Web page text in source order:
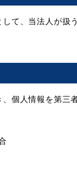
て、当法人が扱
個人情報を第三